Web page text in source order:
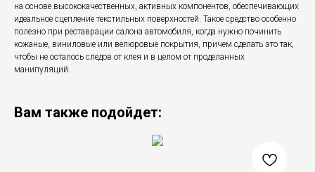
на основе высококачественных, активных компонентов, обеспечивающих
идеальное сцепление текстильных поверхностей. Такое средство особенно
полезно при реставрации салона автомобиля, когда нужно починить
кожаные, виниловые или велюровые покрытия, причем сделать это так,
чтобы не осталось следов от клея и в целом от проделанных
манипуляций.
Вам также подойдет: